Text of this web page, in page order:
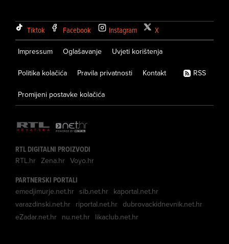
Tiktok Facebook Instagram X
Impressum Oglašavanje Uvjeti korištenja
Politika kolačića Pravila privatnosti Kontakt
Promijeni postavke kolačića
RSS
RTL DIGITALNI PROIZVODI
RTL.hr Zena.hr Voyo.hr
PARTNERSKI PORTALI
emedjimurje.net.hr sib.net.hr kaportal.net.hr
varazdinski.net.hr riportal.net.hr dubrovackidnevnik.net.hr
eZadar.net.hr nu.net.hr likaclub.net.hr